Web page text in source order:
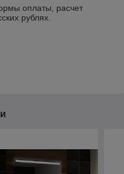
оплаты, расчет
рублях.